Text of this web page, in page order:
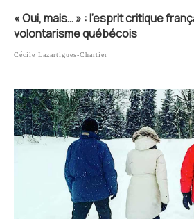
« Oui, mais… » : l’esprit critique
volontarisme québécois
Cécile Lazartigues-Chartier